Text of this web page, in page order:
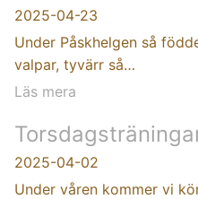
2025-04-23
Under Påskhelgen så
valpar, tyvärr så…
Läs mera
2025-04-02
Under våren kommer vi